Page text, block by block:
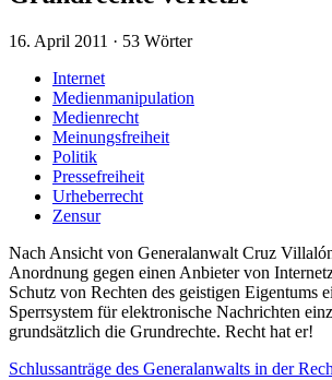
16. April 2011 · 53 Wörter
Internet
Medienmanipulation
Medienrecht
Meinungsfreiheit
Politik
Pressefreiheit
Urheberrecht
Zensur
Nach Ansicht von Generalanwalt Cruz
Anordnung gegen einen Anbieter von
Schutz von Rechten des geistigen Eigentums
Sperrsystem für elektronische Nachrichten
grundsätzlich die Grundrechte. Recht hat er!
Schlussanträge des Generalanwalts in der